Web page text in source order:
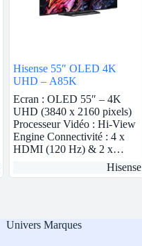
Hisense 55″ OLED 4K
UHD – A85K
Ecran : OLED 55″ – 4K
UHD (3840 x 2160 pixels)
Processeur Vidéo : Hi-View
Engine Connectivité : 4 x
HDMI (120 Hz) & 2 x…
Hisense
Univers Marques